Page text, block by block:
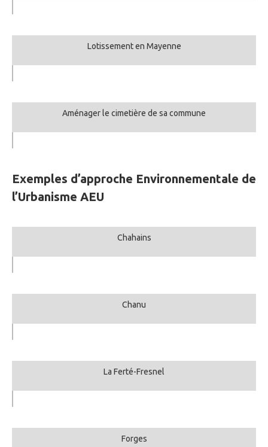
Lotissement en Mayenne
Aménager le cimetière de sa commune
Exemples d’approche Environnementale de
l’Urbanisme AEU
Chahains
Chanu
La Ferté-Fresnel
Forges